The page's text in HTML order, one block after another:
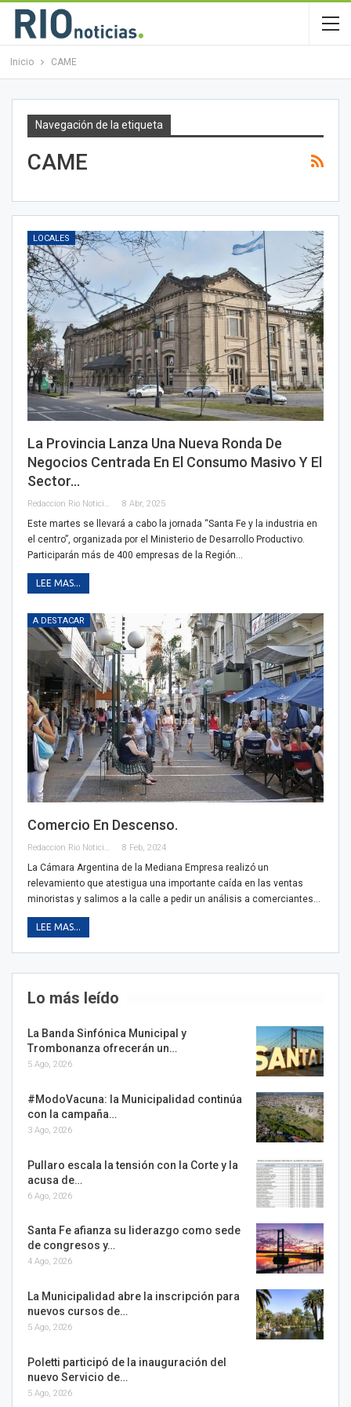
Inicio CAME
Navegación de la etiqueta
CAME
LOCALES
La Provincia Lanza Una Nueva Ronda De
Negocios Centrada En El Consumo Masivo Y El
Sector…
8 Abr, 2025
Este martes se llevará a cabo la jornada “Santa Fe y la industria en
el centro”, organizada por el Ministerio de Desarrollo Productivo.
Participarán más de 400 empresas de la Región…
LEE MAS...
A DESTACAR
Comercio En Descenso.
Redaccion Rio Noticias 8 Feb, 2024
La Cámara Argentina de la Mediana Empresa realizó un
relevamiento que atestigua una importante caída en las ventas
minoristas y salimos a la calle a pedir un análisis a comerciantes…
LEE MAS...
Lo más leído
La Banda Sinfónica Municipal y
Trombonanza ofrecerán un…
5 Ago, 2026
#ModoVacuna: la Municipalidad continúa
con la campaña…
3 Ago, 2026
Pullaro escala la tensión con la Corte y la
acusa de…
6 Ago, 2026
Santa Fe afianza su liderazgo como sede
de congresos y…
4 Ago, 2026
La Municipalidad abre la inscripción para
nuevos cursos de…
5 Ago, 2026
Poletti participó de la inauguración del
nuevo Servicio de…
5 Ago, 2026